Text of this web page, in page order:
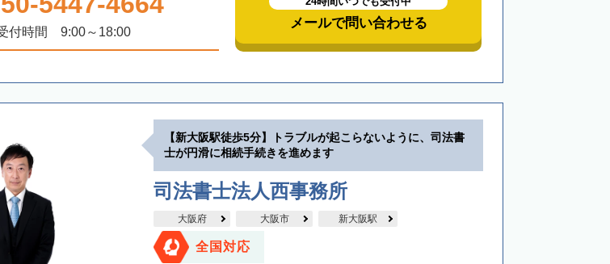
付時間 9:00～18:00
メールで問い合わせる
【新大阪駅徒歩5分】トラブルが起こらないように、司法書
士が円滑に相続手続きを進めます
司法書士法人西事務所
大阪府 大阪市 新大阪駅
全国対応